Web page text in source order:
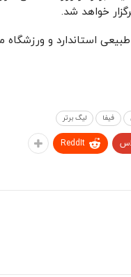
خواهد شد.
استاندارد و ورزشگاه
فیفا لیگ برتر
ReddIt